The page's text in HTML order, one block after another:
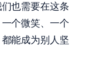
也需要在这条
个微笑、一个
能成为别人坚